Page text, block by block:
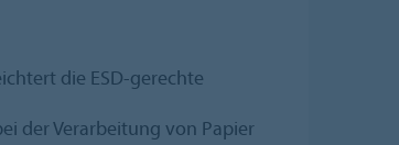
die ESD-gerechte
der Verarbeitung von Papier